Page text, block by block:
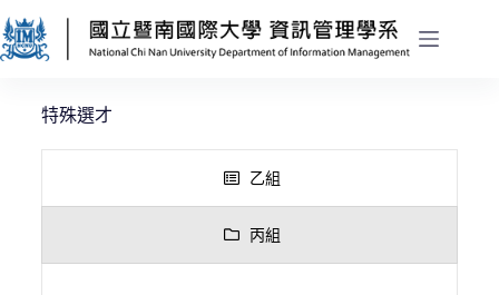
特殊選才
乙組
丙組